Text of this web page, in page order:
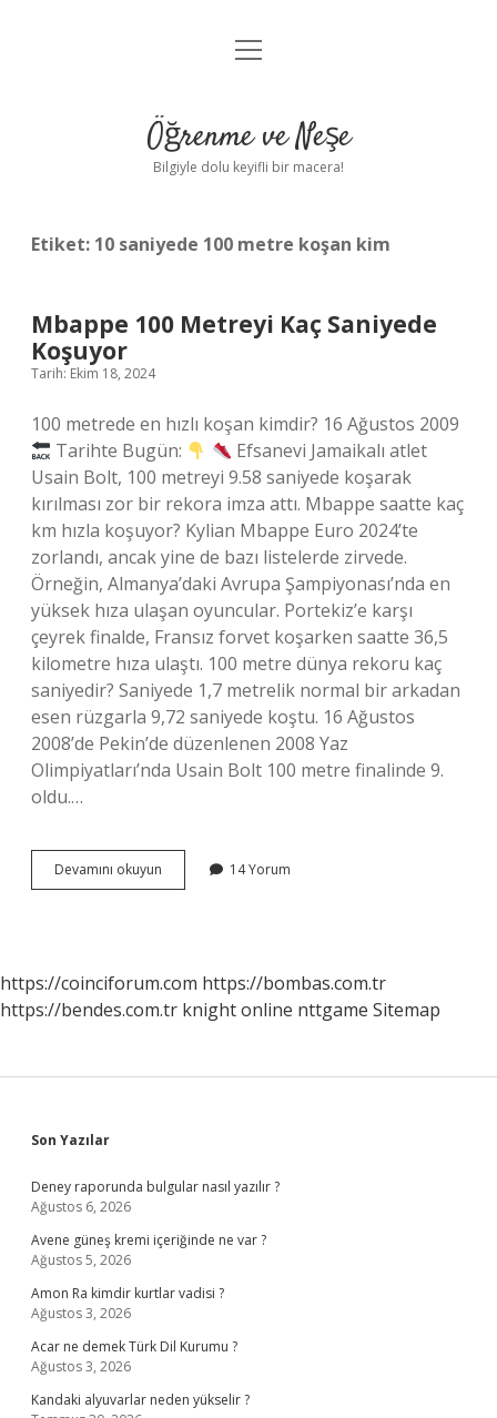
Anasayfa
Yasal Uyarı
menüyü
Öğrenme ve Neşe
Bilgiyle dolu keyifli bir macera!
Etiket: 10 saniyede 100 metre koşan kim
Mbappe 100 Metreyi Kaç Saniyede
Koşuyor
Tarih: Ekim 18, 2024
100 metrede en hızlı koşan kimdir? 16 Ağustos 2009
Tarihte Bugün:
Efsanevi Jamaikalı atlet
Usain Bolt, 100 metreyi 9.58 saniyede koşarak
kırılması zor bir rekora imza attı. Mbappe saatte kaç
km hızla koşuyor? Kylian Mbappe Euro 2024’te
zorlandı, ancak yine de bazı listelerde zirvede.
Örneğin, Almanya’daki Avrupa Şampiyonası’nda en
yüksek hıza ulaşan oyuncular. Portekiz’e karşı
çeyrek finalde, Fransız forvet koşarken saatte 36,5
kilometre hıza ulaştı. 100 metre dünya rekoru kaç
saniyedir? Saniyede 1,7 metrelik normal bir arkadan
esen rüzgarla 9,72 saniyede koştu. 16 Ağustos
2008’de Pekin’de düzenlenen 2008 Yaz
Olimpiyatları’nda Usain Bolt 100 metre finalinde 9.
oldu.…
Devamını okuyun Mbappe
100
14 Yorum
https://coinciforum.com https://bombas.com.tr
https://bendes.com.tr knight online nttgame Sitemap
Sidebar
Son Yazılar
Deney raporunda bulgular nasıl yazılır ?
Ağustos 6, 2026
Avene güneş kremi içeriğinde ne var ?
Ağustos 5, 2026
Amon Ra kimdir kurtlar vadisi ?
Ağustos 3, 2026
Acar ne demek Türk Dil Kurumu ?
Ağustos 3, 2026
Kandaki alyuvarlar neden yükselir ?